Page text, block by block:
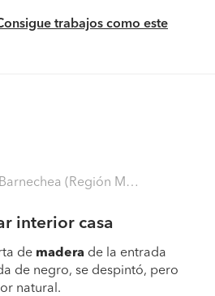
trabajos como este
(Región Metropolitana - Santiago)
interior casa
de madera de la entrada
de negro, se despintó, pero
natural.